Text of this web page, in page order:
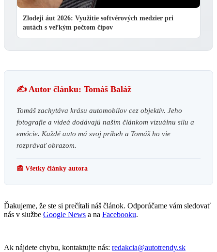
Zlodeji áut 2026: Využitie softvérových medzier pri
autách s veľkým počtom čipov
✍️ Autor článku: Tomáš Baláž
Tomáš zachytáva krásu automobilov cez objektív. Jeho
fotografie a videá dodávajú našim článkom vizuálnu silu a
emócie. Každé auto má svoj príbeh a Tomáš ho vie
rozprávať obrazom.
📰 Všetky články autora
Ďakujeme, že ste si prečítali náš článok. Odporúčame vám sledovať
nás v službe Google News a na Facebooku.
Ak nájdete chybu, kontaktujte nás: redakcia@autotrendy.sk